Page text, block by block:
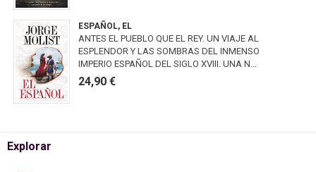
ESPAÑOL, EL
ANTES EL PUEBLO QUE EL REY. UN VIAJE AL
ESPLENDOR Y LAS SOMBRAS DEL INMENSO
IMPERIO ESPAÑOL DEL SIGLO XVIII. UNA N...
24,90 €
Explorar